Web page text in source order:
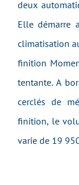
deux
Elle démarre
climatisation
finition
tentante. A
cerclés de
finition, le
varie de 19